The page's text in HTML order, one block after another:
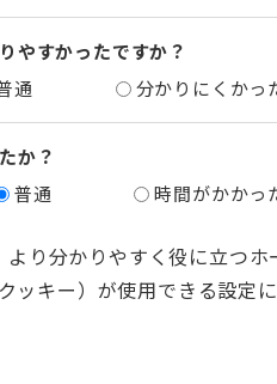
やすかったですか？
通 分かりにくかっ
か？
普通 時間がかかっ
より分かりやすく役に立つ
ッキー）が使用できる設